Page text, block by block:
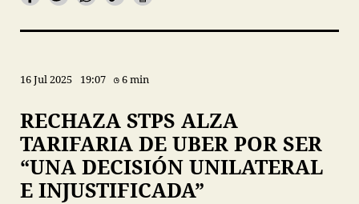
16 Jul 2025 19:07 6 min
RECHAZA STPS ALZA
TARIFARIA DE UBER POR SER
“UNA DECISIÓN UNILATERAL
E INJUSTIFICADA”